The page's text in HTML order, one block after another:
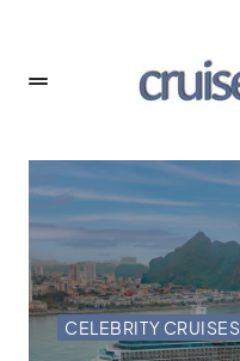
CELEBRITY CRUISES